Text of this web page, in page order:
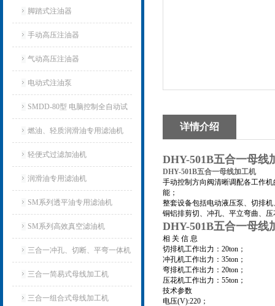
脚踏式注油器
手动高压注油器
气动高压注油器
电动式注油泵
SMDD-80型 电脑控制全自动试
油器
燃油、轻质润滑油专用滤油机
轻便式过滤加油机
润滑油专用滤油机
SM系列透平油专用滤油机
SM系列高效真空滤油机
三合一冲孔、切断、平弯一体机
三合一简易式母线加工机
三合一组合式母线加工机
详情介绍
DHY-501B五合一母线
DHY-501B五合一母线加工机
手动控制方向阀清晰调配各工作
能；
整套设备包括电动液压泵、切排
铜铝排剪切、冲孔、平立弯曲、
DHY-501B五合一母线
相 关 信 息
切排机工作出力：20ton；
冲孔机工作出力：35ton；
弯排机工作出力：20ton；
压花机工作出力：55ton；
技术参数
电压(V):220；